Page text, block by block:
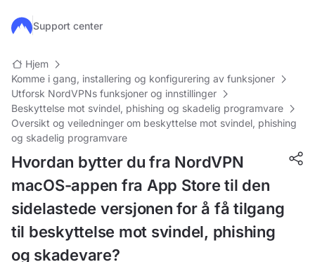
Hopp til hovedinnhold
Support center
Hjem
Komme i gang, installering og konfigurering av funksjoner
Utforsk NordVPNs funksjoner og innstillinger
Beskyttelse mot svindel, phishing og skadelig programvare
Oversikt og veiledninger om beskyttelse mot svindel, phishing
og skadelig programvare
Hvordan bytter du fra NordVPN
macOS-appen fra App Store til den
sidelastede versjonen for å få tilgang
til beskyttelse mot svindel, phishing
og skadevare?